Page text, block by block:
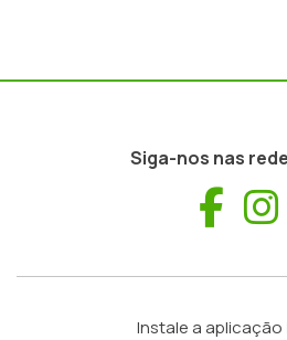
Siga-nos nas
Instale a aplicação